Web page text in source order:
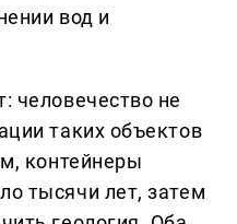
вод и
человечество не
таких объектов
контейнеры
тысячи лет, затем